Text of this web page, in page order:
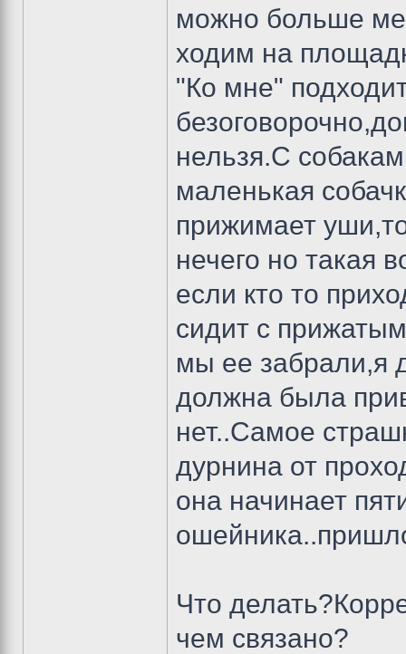
можно больше
ходим на
"Ко мне"
нельзя.С
маленькая
прижимает
нечего но такая
если кто то
сидит с
мы ее забрали,я
должна была
нет..Самое
дурнина от
она начинает
Что
чем связано?